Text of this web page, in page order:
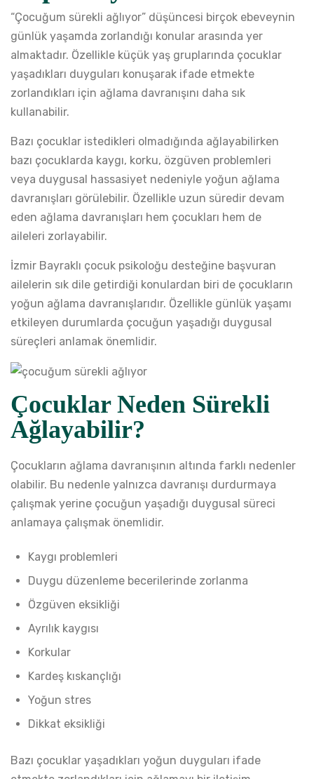
“Çocuğum sürekli ağlıyor” düşüncesi birçok ebeveynin
günlük yaşamda zorlandığı konular arasında yer
almaktadır. Özellikle küçük yaş gruplarında çocuklar
yaşadıkları duyguları konuşarak ifade etmekte
zorlandıkları için ağlama davranışını daha sık
kullanabilir.
Bazı çocuklar istedikleri olmadığında ağlayabilirken
bazı çocuklarda kaygı, korku, özgüven problemleri
veya duygusal hassasiyet nedeniyle yoğun ağlama
davranışları görülebilir. Özellikle uzun süredir devam
eden ağlama davranışları hem çocukları hem de
aileleri zorlayabilir.
İzmir Bayraklı çocuk psikoloğu desteğine başvuran
ailelerin sık dile getirdiği konulardan biri de çocukların
yoğun ağlama davranışlarıdır. Özellikle günlük yaşamı
etkileyen durumlarda çocuğun yaşadığı duygusal
süreçleri anlamak önemlidir.
Çocuklar Neden Sürekli
Ağlayabilir?
Çocukların ağlama davranışının altında farklı nedenler
olabilir. Bu nedenle yalnızca davranışı durdurmaya
çalışmak yerine çocuğun yaşadığı duygusal süreci
anlamaya çalışmak önemlidir.
Kaygı problemleri
Duygu düzenleme becerilerinde zorlanma
Özgüven eksikliği
Ayrılık kaygısı
Korkular
Kardeş kıskançlığı
Yoğun stres
Dikkat eksikliği
Bazı çocuklar yaşadıkları yoğun duyguları ifade